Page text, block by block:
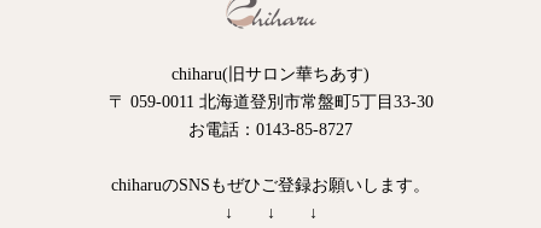
chiharu(旧サロン華ちあす)
〒 059-0011 北海道登別市常盤町5丁目33-30
お電話：0143-85-8727
chiharuのSNSもぜひご登録お願いします。
↓ ↓ ↓